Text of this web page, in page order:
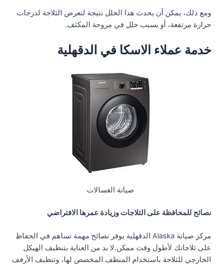
ومع ذلك، يمكن أن يحدث هذا الخلل نتيجة لتعرض الثلاجة لدرجات
حرارة مرتفعة، أو بسبب خلل في مروحة المكثف.
خدمة عملاء الاسكا في الدقهلية
صيانة الغسالات
نصائح للمحافظة على الثلاجات وزيادة عمرها الافتراضي
مركز صيانة Alaska الدقهلية يوفر نصائح مهمة تساهم في الحفاظ
على ثلاجاتك لأطول وقت ممكن.لا بد من العناية بتنظيف الهيكل
الخارجي للثلاجة باستخدام المنظف المخصص لها، وتنظيف الأرفف